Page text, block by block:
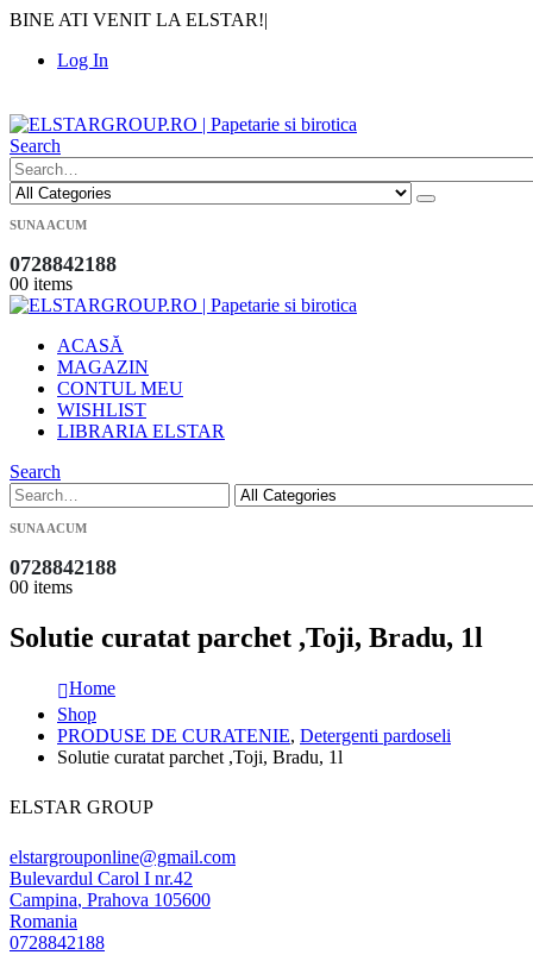
BINE ATI VENIT LA ELSTAR!|
Log In
Search
SUNA ACUM
0728842188
00 items
ACASĂ
MAGAZIN
CONTUL MEU
WISHLIST
LIBRARIA ELSTAR
Search
SUNA ACUM
0728842188
00 items
Solutie curatat parchet ,Toji, Bradu, 1l
Home
Shop
PRODUSE DE CURATENIE, Detergenti pardoseli
Solutie curatat parchet ,Toji, Bradu, 1l
ELSTAR GROUP
elstargrouponline@gmail.com
Bulevardul Carol I nr.42
Campina, Prahova 105600
Romania
0728842188